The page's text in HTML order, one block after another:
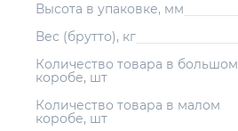
Высота в упаковке, мм
Вес (брутто), кг
Количество товара в большом
коробе, шт
Количество товара в малом
коробе, шт